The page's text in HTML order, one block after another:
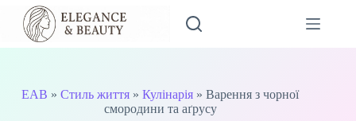
Перейти
вмісту
EAB »Стиль життя »Кулінарія »Варення з чорної
смородини та аґрусу